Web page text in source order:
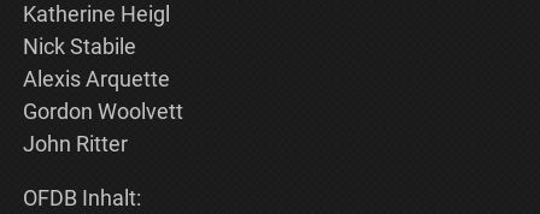
Katherine Heigl
Nick Stabile
Alexis Arquette
Gordon Woolvett
John Ritter
OFDB Inhalt: